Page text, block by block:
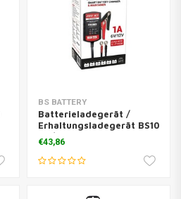
BS BATTERY
Batterieladegerät /
Erhaltungsladegerät BS10
6V/12V 1A
€43,86